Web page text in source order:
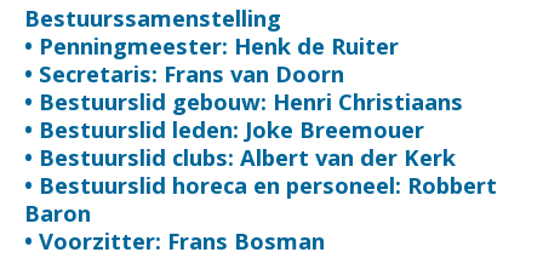
Bestuurssamenstelling
• Penningmeester: Henk de Ruiter
• Secretaris: Frans van Doorn
• Bestuurslid gebouw: Henri Christiaans
• Bestuurslid leden: Joke Breemouer
• Bestuurslid clubs: Albert van der Kerk
• Bestuurslid horeca en personeel: Robbert
Baron
• Voorzitter: Frans Bosman